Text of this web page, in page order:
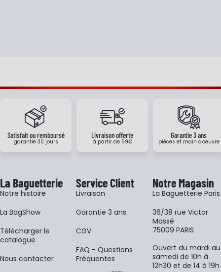
Satisfait ou remboursé
garantie 30 jours
Livraison offerte
à partir de 59€
Garantie 3 ans
pièces et main d'oeuvre
La Baguetterie
Notre histoire
La BagShow
​Télécharger le
catalogue
Nous contacter
Service Client
Livraison
Garantie 3 ans
CGV
FAQ - Questions
Fréquentes
Notre Magasin
La Baguetterie Paris
36/38 rue Victor
Massé
75009 PARIS
Ouvert du mardi au
samedi de 10h à
12h30 et de 14 à 19h